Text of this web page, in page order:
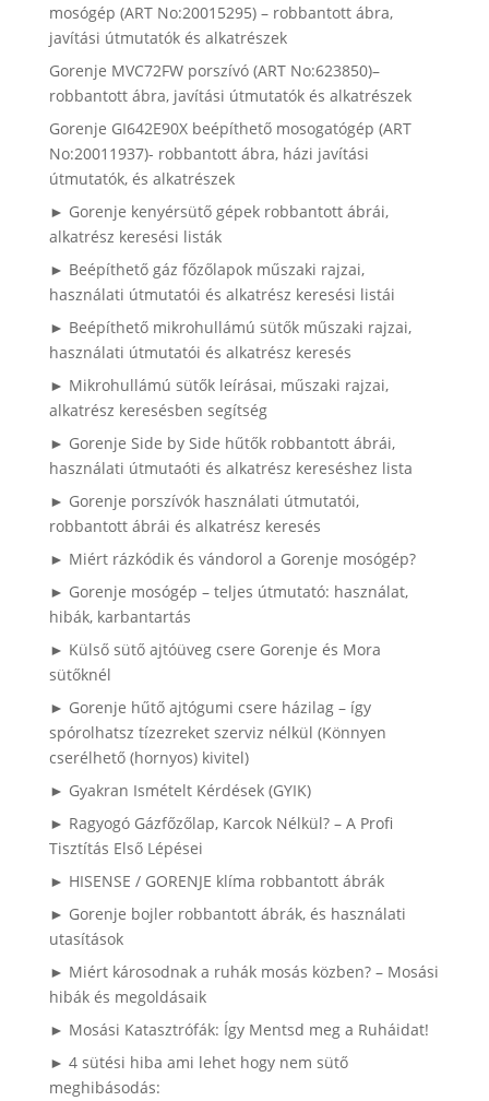
mosógép (ART No:20015295) – robbantott ábra,
javítási útmutatók és alkatrészek
Gorenje MVC72FW porszívó (ART No:623850)–
robbantott ábra, javítási útmutatók és alkatrészek
Gorenje GI642E90X beépíthető mosogatógép (ART
No:20011937)- robbantott ábra, házi javítási
útmutatók, és alkatrészek
► Gorenje kenyérsütő gépek robbantott ábrái,
alkatrész keresési listák
► Beépíthető gáz főzőlapok műszaki rajzai,
használati útmutatói és alkatrész keresési listái
► Beépíthető mikrohullámú sütők műszaki rajzai,
használati útmutatói és alkatrész keresés
► Mikrohullámú sütők leírásai, műszaki rajzai,
alkatrész keresésben segítség
► Gorenje Side by Side hűtők robbantott ábrái,
használati útmutaóti és alkatrész kereséshez lista
► Gorenje porszívók használati útmutatói,
robbantott ábrái és alkatrész keresés
► Miért rázkódik és vándorol a Gorenje mosógép?
► Gorenje mosógép – teljes útmutató: használat,
hibák, karbantartás
► Külső sütő ajtóüveg csere Gorenje és Mora
sütőknél
► Gorenje hűtő ajtógumi csere házilag – így
spórolhatsz tízezreket szerviz nélkül (Könnyen
cserélhető (hornyos) kivitel)
► Gyakran Ismételt Kérdések (GYIK)
► Ragyogó Gázfőzőlap, Karcok Nélkül? – A Profi
Tisztítás Első Lépései
► HISENSE / GORENJE klíma robbantott ábrák
► Gorenje bojler robbantott ábrák, és használati
utasítások
► Miért károsodnak a ruhák mosás közben? – Mosási
hibák és megoldásaik
► Mosási Katasztrófák: Így Mentsd meg a Ruháidat!
► 4 sütési hiba ami lehet hogy nem sütő
meghibásodás: